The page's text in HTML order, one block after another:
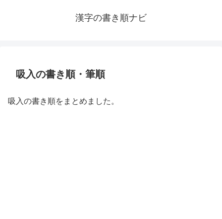
漢字の書き順ナビ
吸入の書き順・筆順
吸入の書き順をまとめました。